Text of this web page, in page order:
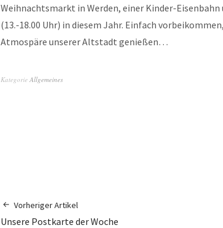
Weihnachtsmarkt in Werden, einer Kinder-
(13.-18.00 Uhr) in diesem Jahr. Einfach
Atmospäre unserer Altstadt genießen…
Kategorie Allgemeines
Vorheriger Artikel
Unsere Postkarte der Woche